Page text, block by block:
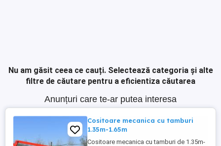
Nu am găsit ceea ce cauți. Selectează categoria și alte
filtre de căutare pentru a eficientiza căutarea
Anunțuri care te-ar putea interesa
Cositoare mecanica cu tamburi
1.35m-1.65m
Cositoare mecanica cu tamburi de 1.35m-